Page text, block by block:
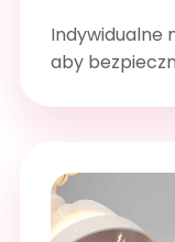
Indywidualne
aby